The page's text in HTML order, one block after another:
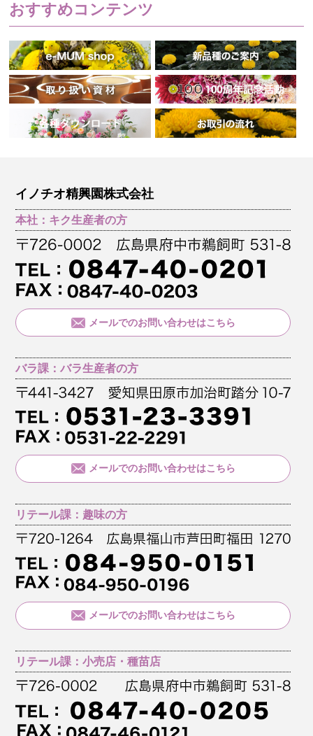
おすすめコンテンツ
イノチオ精興園株式会社
本社：キク生産者の方
メールでのお問い合わせはこちら
バラ課：バラ生産者の方
メールでのお問い合わせはこちら
リテール課：趣味の方
メールでのお問い合わせはこちら
リテール課：小売店・種苗店